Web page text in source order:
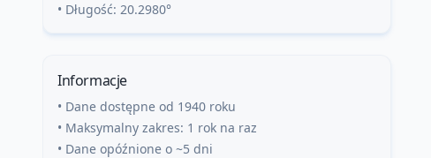
• Długość: 20.2980°
Informacje
• Dane dostępne od 1940 roku
• Maksymalny zakres: 1 rok na raz
• Dane opóźnione o ~5 dni